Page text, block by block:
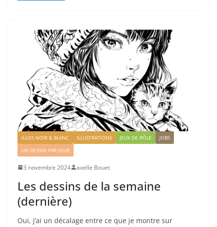
ILLOS NOIR & BLANC ILLUSTRATIONS JEUX DE RÔLE
JOBS
UN DESSIN PAR JOUR
3 novembre 2024 axelle Bouet
Les dessins de la semaine
(dernière)
Oui, j’ai un décalage entre ce que je montre sur